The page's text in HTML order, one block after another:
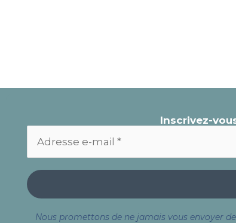
Inscrivez-
Nous promettons de ne jamais vous envoyer